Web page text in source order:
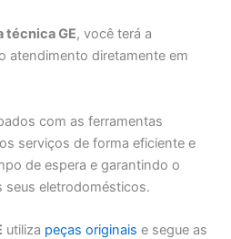
técnica GE, você terá a
atendimento diretamente em
com as ferramentas
serviços de forma eficiente e
de espera e garantindo o
eletrodomésticos.
utiliza peças originais e segue as